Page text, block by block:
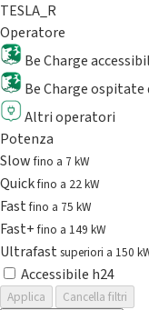
TESLA_R
Operatore
Be Charge
Be Charge
Altri operatori
Potenza
Slowfino a 7 kW
Quickfino a 22 kW
Fastfino a 75 kW
Fast+fino a 149 kW
Ultrafast superiori a 150
Accessibile h24
Applica
Cancella filtri